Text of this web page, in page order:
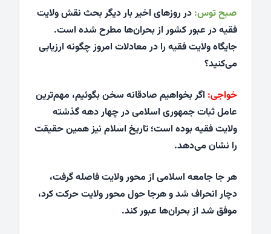
صبح توس: در روزهای اخیر بار دیگر بحث نقش ولایت
فقیه در عبور کشور از بحران‌ها مطرح شده است.
جایگاه ولایت فقیه را در معادلات امروز چگونه ارزیابی
می‌کنید؟
خواجی: اگر بخواهیم صادقانه سخن بگوئیم، مهم‌ترین
عامل ثبات جمهوری اسلامی در چهار دهه گذشته
ولایت فقیه بوده است؛ تاریخ اسلام نیز همین حقیقت
را نشان می‌دهد.
هر جا جامعه اسلامی از محور ولایت فاصله گرفت،
دچار انحراف شد و هرجا حول محور ولایت حرکت کرد،
موفق شد از بحران‌ها عبور کند.